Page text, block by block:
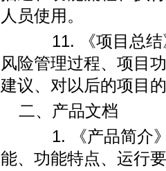
人员使用。
11. 《项目总结
风险管理过程、项目
建议、对以后的项目
二、产品文档
1. 《产品简介》
能、功能特点、运行